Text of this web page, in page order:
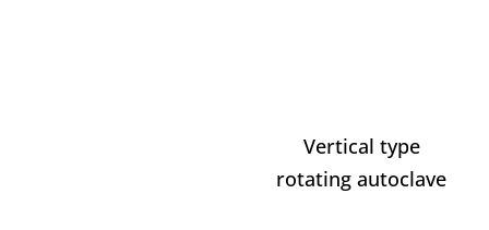
Vertical type
rotating autoclave